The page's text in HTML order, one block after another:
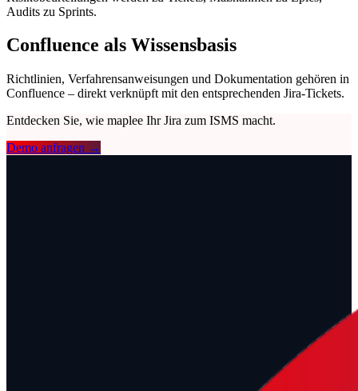
Audits zu Sprints.
Confluence als Wissensbasis
Richtlinien, Verfahrensanweisungen und Dokumentation gehören in
Confluence – direkt verknüpft mit den entsprechenden Jira-Tickets.
Entdecken Sie, wie maplee Ihr Jira zum ISMS macht.
Demo anfragen →